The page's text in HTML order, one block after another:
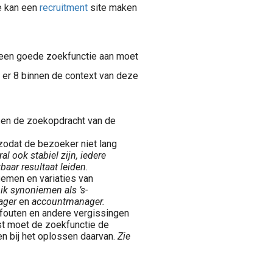
kan een recruitment site maken
goede zoekfunctie aan moet
8 binnen de context van deze
de zoekopdracht van de
de bezoeker niet lang
ook stabiel zijn, iedere
resultaat leiden.
en variaties van
synoniemen als ’s-
en accountmanager.
en andere vergissingen
moet de zoekfunctie de
bij het oplossen daarvan. Zie